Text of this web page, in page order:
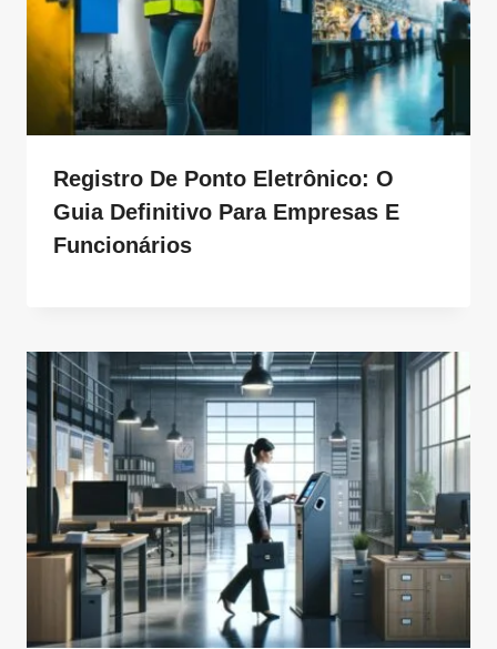
Registro De Ponto Eletrônico: O
Guia Definitivo Para Empresas E
Funcionários